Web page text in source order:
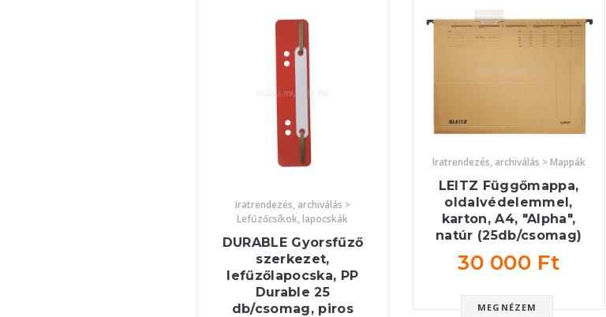
Iratrendezés, archiválás >
Lefűzőcsíkok, lapocskák
DURABLE Gyorsfűző
szerkezet,
lefűzőlapocska, PP
Durable 25
db/csomag, piros
Iratrendezés, archiválás > Mappák
LEITZ Függőmappa,
oldalvédelemmel,
karton, A4, "Alpha",
natúr (25db/csomag)
30 000 Ft
MEGNÉZEM